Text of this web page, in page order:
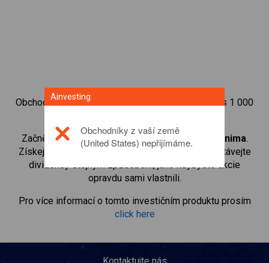
Obchodujte na obchodní platformě Ainvesting přes 1 000
Začněte obchodovat CFD na
YPF Sociedad Anonima.
Získejte přístup ke kurzům v reálném čase a dostávejte
dividendy stejným způsobem, jako kdybyste akcie
opravdu sami vlastnili.
Pro více informací o tomto investičním produktu prosím
click here
Ainvesting
Obchodníky z vaší země
(United States) nepřijímáme.